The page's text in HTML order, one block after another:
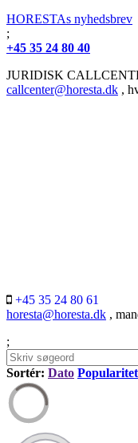
HORESTAs nyhedsbrev
;
+45 35 24 80 40
JURIDISK
callcenter@horesta.dk ,
+45 35 24 80 61
horesta@horesta.dk ,
;
Sortér: Dato Popularitet